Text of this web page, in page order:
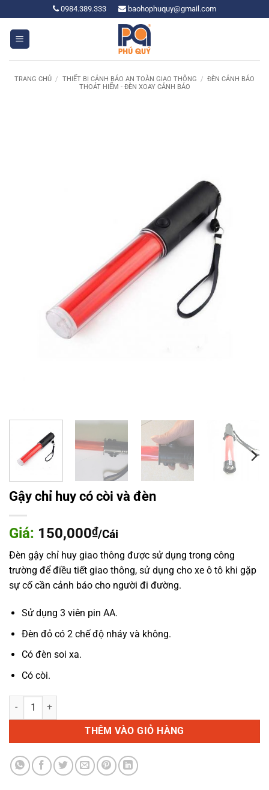
qua
dung
0984.389.333 baohophuquy@gmail.com
TRANG CHỦ / THIẾT BỊ CẢNH BÁO AN TOÀN GIAO THÔNG / ĐÈN CẢNH BÁO
THOÁT HIỂM - ĐÈN XOAY CẢNH BÁO
Gậy chỉ huy có còi và đèn
Giá: 150,000₫/Cái
Đèn gậy chỉ huy giao thông được sử dụng trong công
trường để điều tiết giao thông, sử dụng cho xe ô tô khi gặp
sự cố cần cảnh báo cho người đi đường.
Sử dụng 3 viên pin AA.
Đèn đỏ có 2 chế độ nháy và không.
Có đèn soi xa.
Có còi.
Gậy chỉ huy có còi và đèn số lượng
THÊM VÀO GIỎ HÀNG